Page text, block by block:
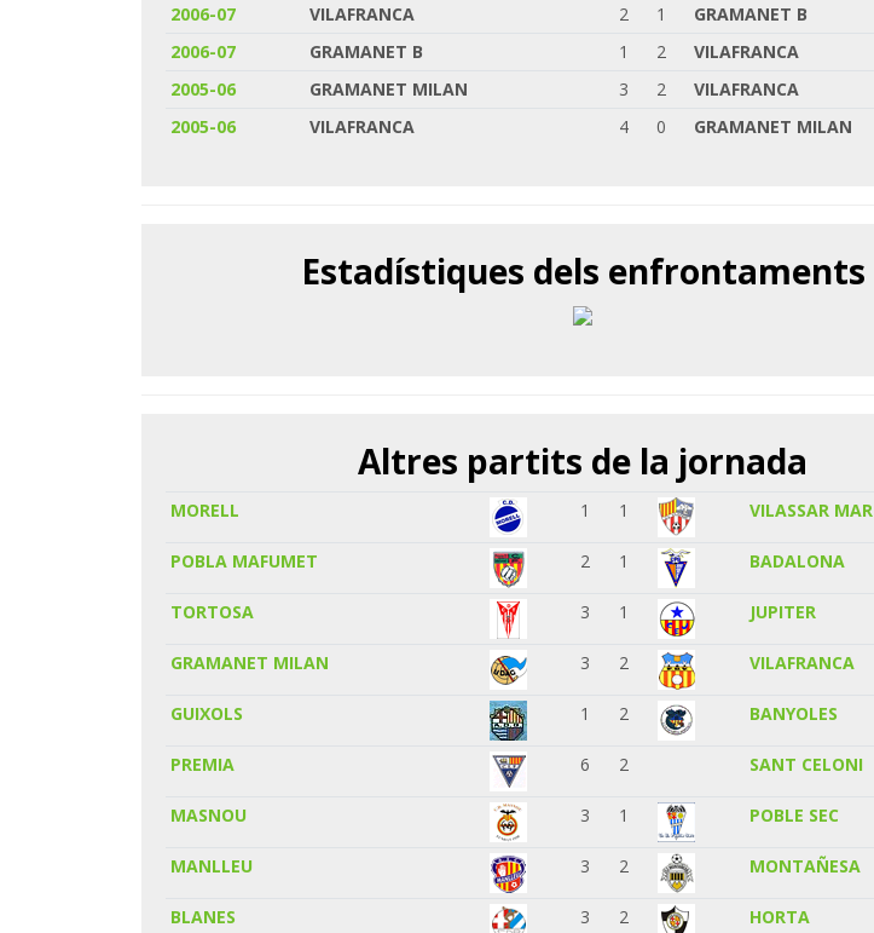
2006-07
VILAFRANCA 2 1
GRAMANET B
2006-07
GRAMANET B 1 2
VILAFRANCA
2005-06
GRAMANET MILAN 3 2
VILAFRANCA
2005-06
VILAFRANCA 4 0 GRAMANET MILAN
Estadístiques dels enfrontaments
Altres partits de la jornada
MORELL 1 1 VILASSAR MAR
POBLA MAFUMET 2 1 BADALONA
TORTOSA 3 1 JUPITER
GRAMANET MILAN 3 2 VILAFRANCA
GUIXOLS 1 2 BANYOLES
PREMIA 6 2 SANT CELONI
MASNOU 3 1 POBLE SEC
MANLLEU 3 2 MONTAÑESA
BLANES 3 2 HORTA